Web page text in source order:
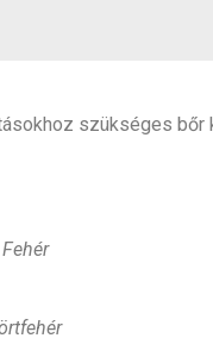
szükséges bőr
Fehér